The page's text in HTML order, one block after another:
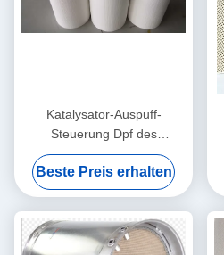
Katalysator-Auspuff-
Steuerung Dpf des
Automobil-200cpsi auf
Treibstoff-Auto-Passagier
Beste Preis erhalten